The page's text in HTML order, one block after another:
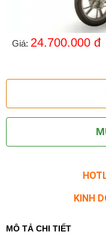
Giá: 24.700.000 đ
KINH
MÔ TẢ CHI TIẾT